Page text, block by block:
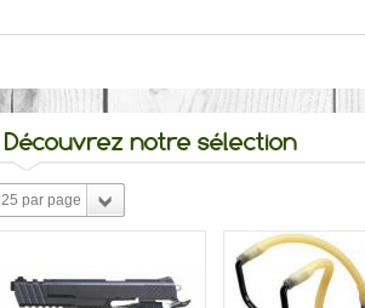
Découvrez notre sélection
25 par page